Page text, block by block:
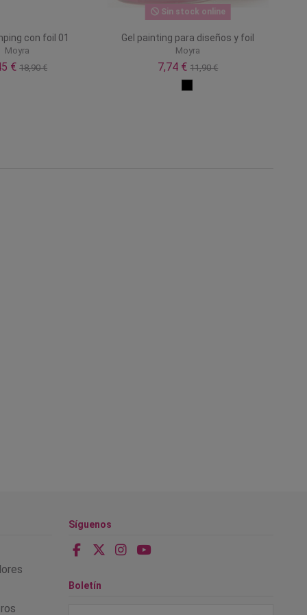
con foil 01
Moyra
€18,90 €
Sin stock online
Gel painting para diseños y foil
Moyra
7,74 €11,90 €
Síguenos
Boletín